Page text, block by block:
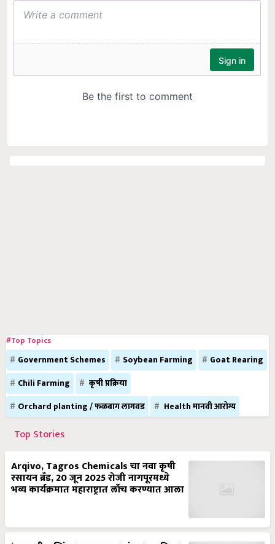
#Top Topics
Government Schemes Soybean Farming
Goat Rearing
Chili Farming
कृषी प्रक्रिया
Orchard planting / फळबाग लागवड
Health मानवी आरोग्य
Top Stories
Arqivo, Tagros Chemicals चा नवा कृषी
रसायन ब्रँड, 20 जून 2025 रोजी नागपूरमध्ये
भव्य कार्यक्रमात महाराष्ट्रात लाँच करण्यात आला